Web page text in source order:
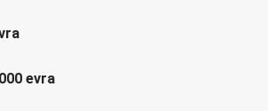
evra